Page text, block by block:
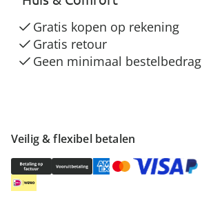
Veilig & flexibel betalen
Gratis kopen op rekening
Gratis retour
Geen minimaal bestelbedrag